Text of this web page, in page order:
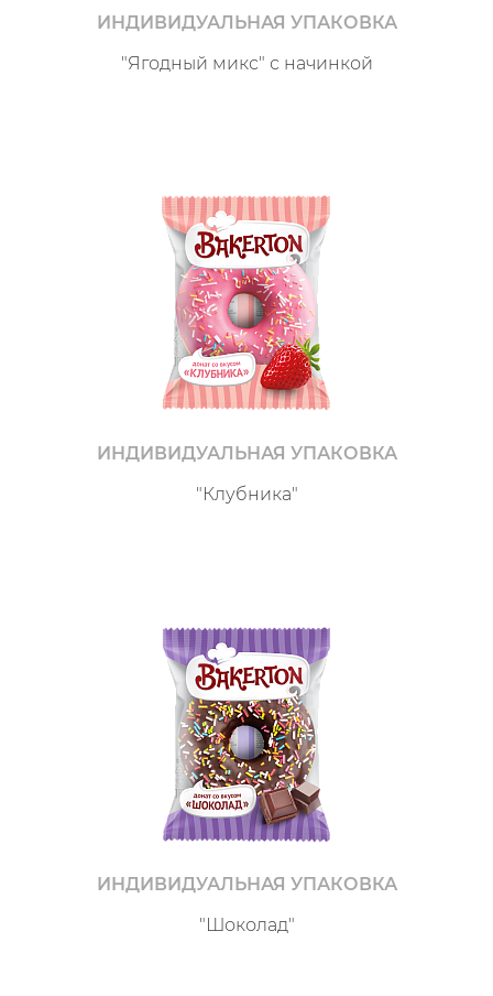
ИНДИВИДУАЛЬНАЯ УПАКОВКА
"Ягодный микс" с начинкой
ИНДИВИДУАЛЬНАЯ УПАКОВКА
"Клубника"
ИНДИВИДУАЛЬНАЯ УПАКОВКА
"Шоколад"